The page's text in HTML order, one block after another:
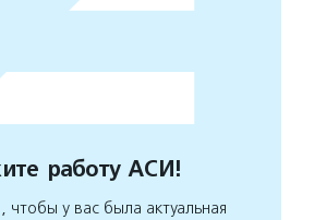
работу АСИ!
у вас была актуальная